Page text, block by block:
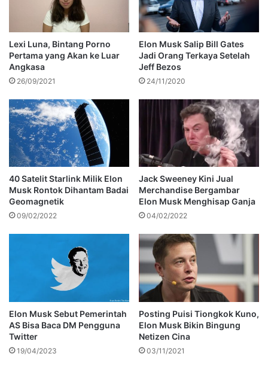
Lexi Luna, Bintang Porno
Pertama yang Akan ke Luar
Angkasa
26/09/2021
Elon Musk Salip Bill Gates
Jadi Orang Terkaya Setelah
Jeff Bezos
24/11/2020
40 Satelit Starlink Milik Elon
Musk Rontok Dihantam Badai
Geomagnetik
09/02/2022
Jack Sweeney Kini Jual
Merchandise Bergambar
Elon Musk Menghisap Ganja
04/02/2022
Elon Musk Sebut Pemerintah
AS Bisa Baca DM Pengguna
Twitter
19/04/2023
Posting Puisi Tiongkok Kuno,
Elon Musk Bikin Bingung
Netizen Cina
03/11/2021